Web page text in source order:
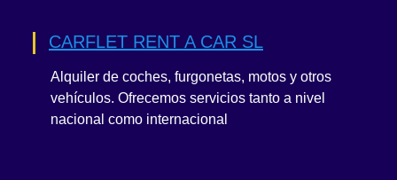
CARFLET RENT A CAR SL
Alquiler de coches, furgonetas, motos y otros
vehículos. Ofrecemos servicios tanto a nivel
nacional como internacional